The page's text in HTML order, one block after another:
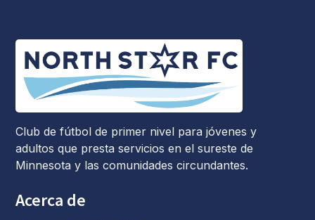
Club de fútbol de primer nivel para jóvenes y
adultos que presta servicios en el sureste de
Minnesota y las comunidades circundantes.
Acerca de